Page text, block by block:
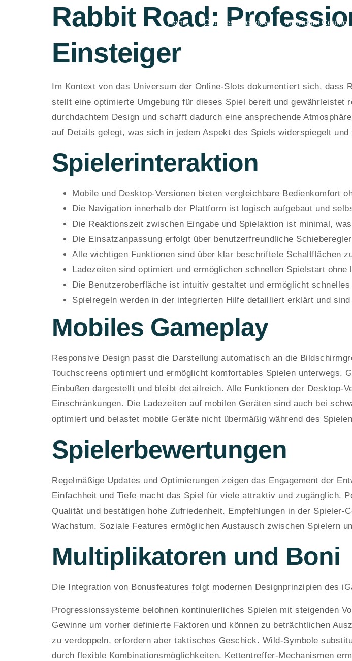
Home Courses Overview Individual Course
Rabbit Road:
Einsteiger
Im Kontext von das Universum der Online-Slots dokumentiert sich, dass
stellt eine optimierte Umgebung für dieses Spiel bereit und gewährleistet
durchdachtem Design und schafft dadurch eine ansprechende
auf Details gelegt, was sich in jedem Aspekt des Spiels widerspiegelt
Spielerinteraktion
Mobile und Desktop-Versionen bieten vergleichbare Bedienkomfort
Die Navigation innerhalb der Plattform ist logisch aufgebaut und
Die Reaktionszeit zwischen Eingabe und Spielaktion ist minimal,
Die Einsatzanpassung erfolgt über benutzerfreundliche
Alle wichtigen Funktionen sind über klar beschriftete Schaltflächen
Ladezeiten sind optimiert und ermöglichen schnellen Spielstart ohne
Die Benutzeroberfläche ist intuitiv gestaltet und ermöglicht
Spielregeln werden in der integrierten Hilfe detailliert erklärt und
Mobiles Gameplay
Responsive Design passt die Darstellung automatisch an die
Touchscreens optimiert und ermöglicht komfortables Spielen unterwegs.
Einbußen dargestellt und bleibt detailreich. Alle Funktionen der Desktop-
Einschränkungen. Die Ladezeiten auf mobilen Geräten sind auch bei
optimiert und belastet mobile Geräte nicht übermäßig während des
Spielerbewertungen
Regelmäßige Updates und Optimierungen zeigen das Engagement der
Einfachheit und Tiefe macht das Spiel für viele attraktiv und zugänglich.
Qualität und bestätigen hohe Zufriedenheit. Empfehlungen in der
Wachstum. Soziale Features ermöglichen Austausch zwischen Spielern
Multiplikatoren und Boni
Die Integration von Bonusfeatures folgt modernen Designprinzipien des
Progressionssysteme belohnen kontinuierliches Spielen mit steigenden
Gewinne um vorher definierte Faktoren und können zu beträchtlichen
zu verdoppeln, erfordern aber taktisches Geschick. Wild-Symbole
durch flexible Kombinationsmöglichkeiten. Kettentreffer-Mechanismen